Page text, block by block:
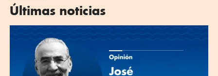
Últimas noticias